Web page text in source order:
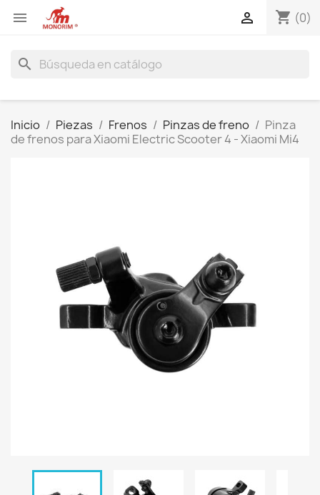
 shopping_cart (0)

search
Inicio Piezas Frenos Pinzas de freno
Pinza
de frenos para Xiaomi Electric Scooter 4 - Xiaomi Mi4